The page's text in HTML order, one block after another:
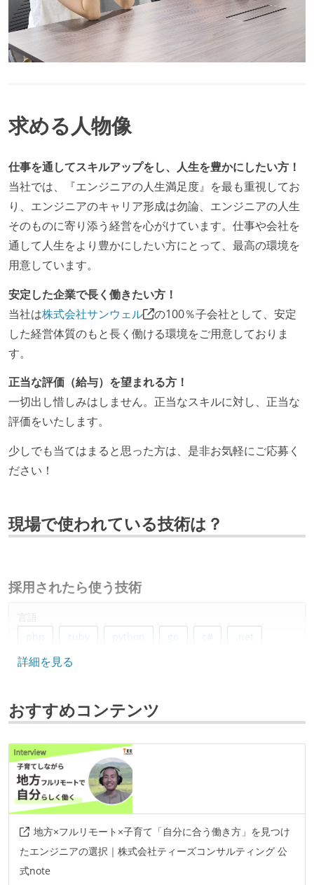
求める人物像
仕事を通してスキルアップをし、人生を豊かにしたい方！
当社では、『エンジニアの人生満足度』を最も重視してお
り、エンジニアのキャリア形成は勿論、エンジニアの人生
そのものに寄り添う経営を心がけています。仕事や会社を
通して人生をより豊かにしたい方にとって、最高の環境を
用意しています。
安定した企業で長く働きたい方！
当社は株式会社サンウェル
の100％子会社として、安定
した経営体質のもと長く働ける環境をご用意しておりま
す。
正当な評価（給与）を望まれる方！
一切出し惜しみはしません。正当なスキルに対し、正当な
評価をいたします。
少しでも当てはまると思った方は、是非お気軽にご応募く
ださい！
現場で使われている技術は？
採用されたら使う技術
言語
php
ruby python go c#
.net
java
typescript
spring
ruby-on-rails
データベース
postgresql
sql-server
ソースコード管理
プロジェクト管理
詳細を見る
おすすめコンテンツ
地方×フルリモート×子育て「自分に合う働き方」を見つけ
たエンジニアの選択｜株式会社ティーズコンサルティング 公
式note